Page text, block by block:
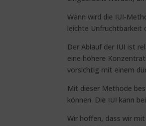
Wann wird die IUI-
leichte Unfruchtbarkeit
Der Ablauf der IUI ist
eine höhere
vorsichtig mit einem
Mit dieser Methode
können. Die IUI kann
Wir hoffen, dass wir